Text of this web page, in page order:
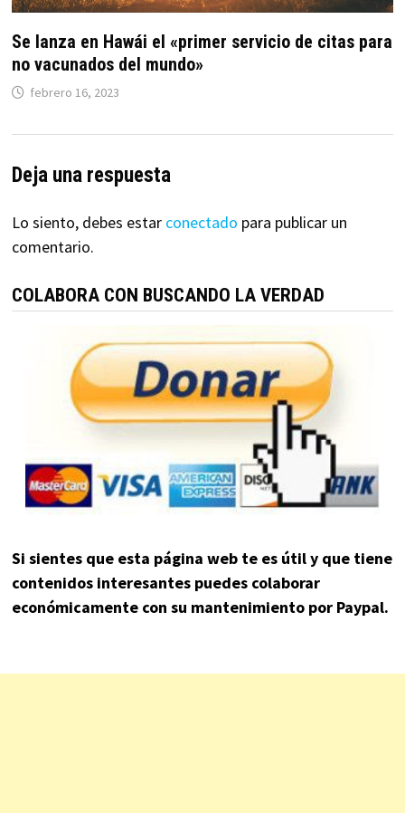
Se lanza en Hawái el «primer servicio de citas para
no vacunados del mundo»
febrero 16, 2023
Deja una respuesta
Lo siento, debes estar conectado para publicar un
comentario.
COLABORA CON BUSCANDO LA VERDAD
Si sientes que esta página web te es útil y que tiene
contenidos interesantes puedes colaborar
económicamente con su mantenimiento por Paypal.